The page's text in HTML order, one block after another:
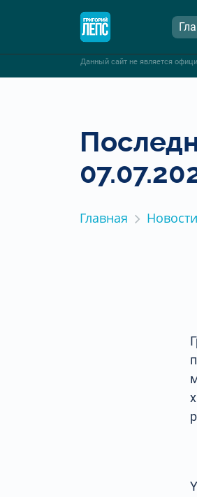
Данный сайт не является
Главная Новости